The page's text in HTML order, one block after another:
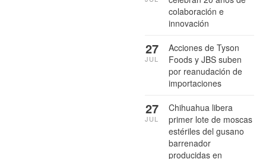
colaboración e
innovación
Acciones de Tyson
Foods y JBS suben
por reanudación de
importaciones
27
JUL
Chihuahua libera
primer lote de moscas
estériles del gusano
barrenador
producidas en
27
JUL